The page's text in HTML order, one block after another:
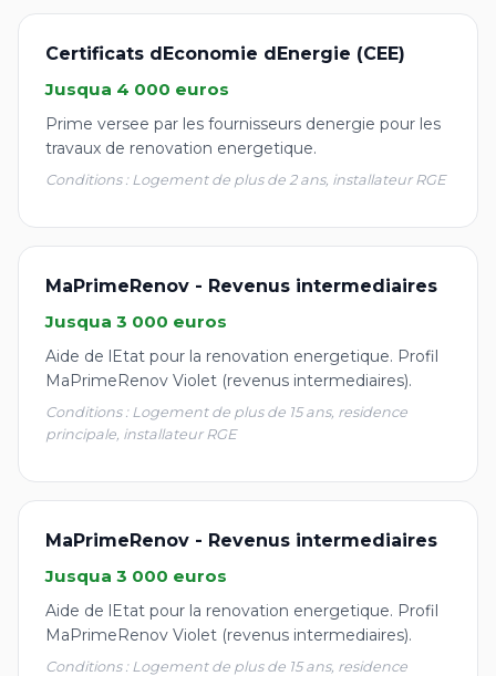
Certificats dEconomie dEnergie (CEE)
Jusqua 4 000 euros
Prime versee par les fournisseurs denergie pour les
travaux de renovation energetique.
Conditions : Logement de plus de 2 ans, installateur RGE
MaPrimeRenov - Revenus intermediaires
Jusqua 3 000 euros
Aide de lEtat pour la renovation energetique. Profil
MaPrimeRenov Violet (revenus intermediaires).
Conditions : Logement de plus de 15 ans, residence
principale, installateur RGE
MaPrimeRenov - Revenus intermediaires
Jusqua 3 000 euros
Aide de lEtat pour la renovation energetique. Profil
MaPrimeRenov Violet (revenus intermediaires).
Conditions : Logement de plus de 15 ans, residence